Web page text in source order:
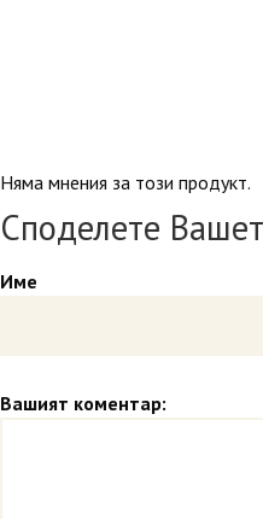
Няма мнения за този продукт.
Споделете
Име
Вашият коментар: